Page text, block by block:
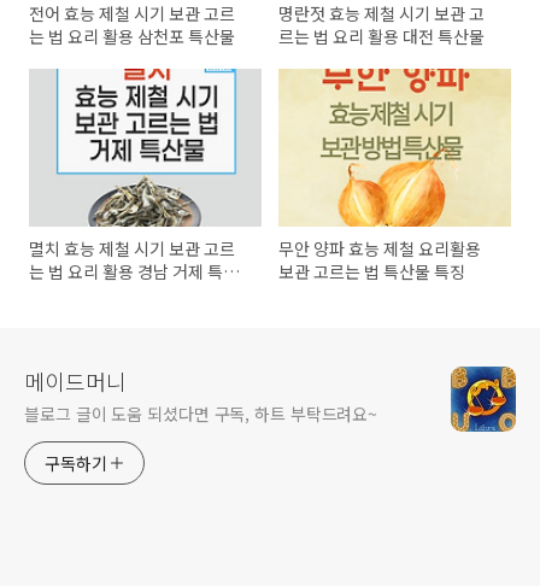
전어 효능 제철 시기 보관 고르
는 법 요리 활용 삼천포 특산물
명란젓 효능 제철 시기 보관 고
르는 법 요리 활용 대전 특산물
멸치 효능 제철 시기 보관 고르
는 법 요리 활용 경남 거제 특산
무안 양파 효능 제철 요리활용
보관 고르는 법 특산물 특징
메이드머니
블로그 글이 도움 되셨다면 구독, 하트 부탁드려요~
구독하기